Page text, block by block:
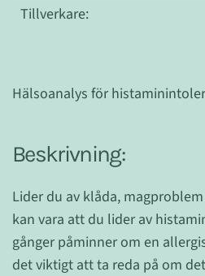
Tillverkare:
Hälsoanalys för
Beskrivning:
Lider du av klåda,
kan vara att du lider av
gånger påminner om en
det viktigt att ta reda på om